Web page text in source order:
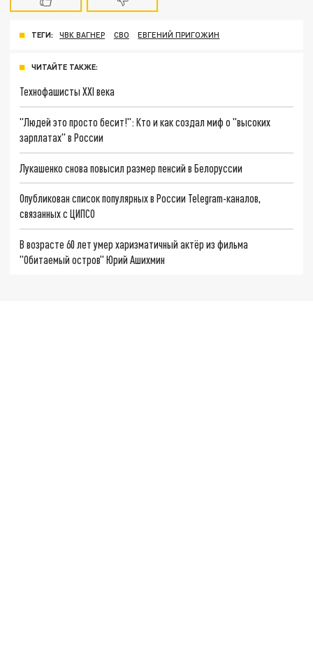
ТЕГИ: ЧВК ВАГНЕР СВО ЕВГЕНИЙ ПРИГОЖИН
ЧИТАЙТЕ ТАКЖЕ:
Технофашисты XXI века
"Людей это просто бесит!": Кто и как создал миф о "высоких
зарплатах" в России
Лукашенко снова повысил размер пенсий в Белоруссии
Опубликован список популярных в России Telegram-каналов,
связанных с ЦИПСО
В возрасте 60 лет умер харизматичный актёр из фильма
"Обитаемый остров" Юрий Ашихмин